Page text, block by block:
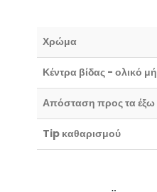
Χρώμα
Κέντρα βίδας - ολικό
Απόσταση προς τα
Tip καθαρισμού